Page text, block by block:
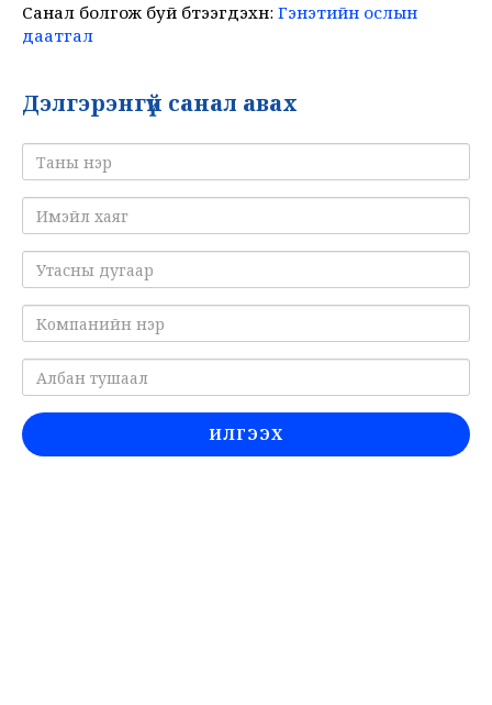
Санал болгож буй бүтээгдэхүүн: Гэнэтийн ослын
даатгал
Дэлгэрэнгүй санал авах
ИЛГЭЭХ